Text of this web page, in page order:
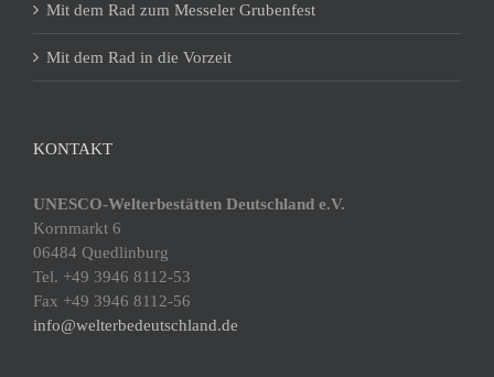
Mit dem Rad zum Messeler Grubenfest
Mit dem Rad in die Vorzeit
KONTAKT
UNESCO-Welterbestätten Deutschland e.V.
Kornmarkt 6
06484 Quedlinburg
Tel. +49 3946 8112-53
Fax +49 3946 8112-56
info@welterbedeutschland.de